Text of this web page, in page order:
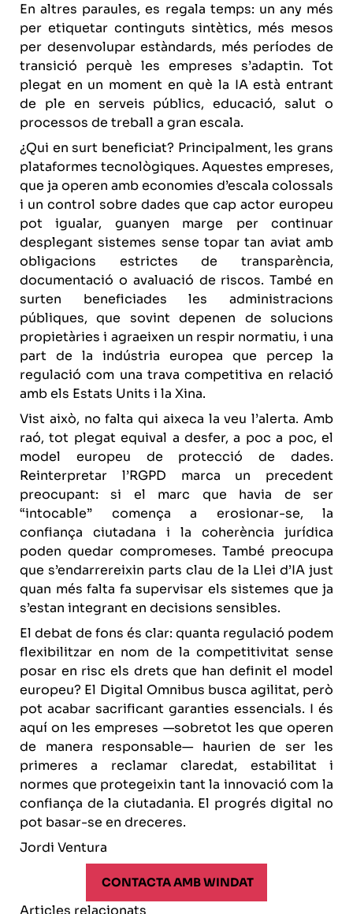
En altres paraules, es regala temps: un any més
per etiquetar continguts sintètics, més mesos
per desenvolupar estàndards, més períodes de
transició perquè les empreses s’adaptin. Tot
plegat en un moment en què la IA està entrant
de ple en serveis públics, educació, salut o
processos de treball a gran escala.
¿Qui en surt beneficiat? Principalment, les grans
plataformes tecnològiques. Aquestes empreses,
que ja operen amb economies d’escala colossals
i un control sobre dades que cap actor europeu
pot igualar, guanyen marge per continuar
desplegant sistemes sense topar tan aviat amb
obligacions estrictes de transparència,
documentació o avaluació de riscos. També en
surten beneficiades les administracions
públiques, que sovint depenen de solucions
propietàries i agraeixen un respir normatiu, i una
part de la indústria europea que percep la
regulació com una trava competitiva en relació
amb els Estats Units i la Xina.
Vist això, no falta qui aixeca la veu l’alerta. Amb
raó, tot plegat equival a desfer, a poc a poc, el
model europeu de protecció de dades.
Reinterpretar l’RGPD marca un precedent
preocupant: si el marc que havia de ser
“intocable” comença a erosionar-se, la
confiança ciutadana i la coherència jurídica
poden quedar compromeses. També preocupa
que s’endarrereixin parts clau de la Llei d’IA just
quan més falta fa supervisar els sistemes que ja
s’estan integrant en decisions sensibles.
El debat de fons és clar: quanta regulació podem
flexibilitzar en nom de la competitivitat sense
posar en risc els drets que han definit el model
europeu? El Digital Omnibus busca agilitat, però
pot acabar sacrificant garanties essencials. I és
aquí on les empreses —sobretot les que operen
de manera responsable— haurien de ser les
primeres a reclamar claredat, estabilitat i
normes que protegeixin tant la innovació com la
confiança de la ciutadania. El progrés digital no
pot basar-se en dreceres.
Jordi Ventura
CONTACTA AMB WINDAT
Articles relacionats